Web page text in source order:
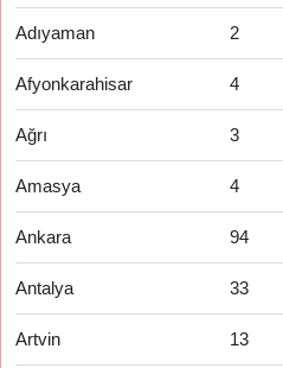
Adıyaman 2
Afyonkarahisar 4
Ağrı 3
Amasya 4
Ankara 94
Antalya 33
Artvin 13